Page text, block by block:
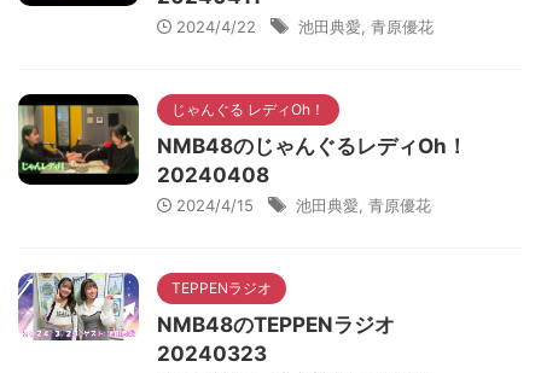
2024/4/22 池田典愛 青原優花
じゃんぐる レディOh！
NMB48のじゃんぐるレディOh！
20240408
2024/4/15 池田典愛 青原優花
TEPPENラジオ
NMB48のTEPPENラジオ
20240323